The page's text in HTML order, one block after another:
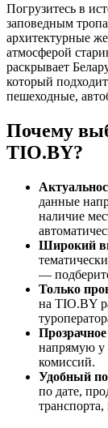
Погрузитесь в
заповедным
архитектурные
атмосферой
раскрывает
который
пешеходные,
Почему
TIO.BY?
данные
наличие
Широкий
—
Только
на TIO.BY
напрямую у
комиссий.
Удобный
по дате,